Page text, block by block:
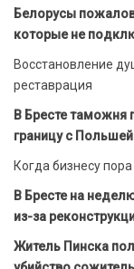
Белорусы
которые не
Восстановление
реставрация
В Бресте таможня
границу с Польшей
Когда бизнесу
В Бресте на
из-за
Житель Пинска